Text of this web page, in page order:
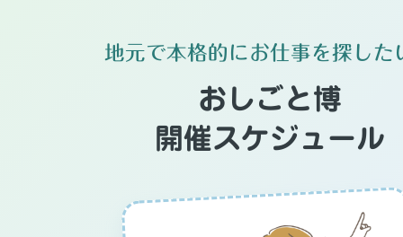
地元で本格的にお仕事を探した
おしごと博
開催スケジュール